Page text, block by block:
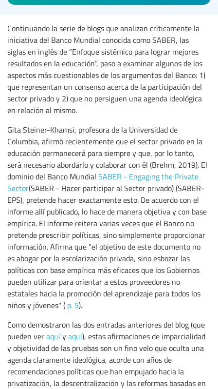
Continuando la serie de blogs que analizan críticamente la
iniciativa del Banco Mundial conocida como SABER, las
siglas en inglés de “Enfoque sistémico para lograr mejores
resultados en la educación”, paso a examinar algunos de los
aspectos más cuestionables de los argumentos del Banco: 1)
que representan un consenso acerca de la participación del
sector privado y 2) que no persiguen una agenda ideológica
en relación al mismo.
Gita Steiner-Khamsi, profesora de la Universidad de
Columbia, afirmó recientemente que el sector privado en la
educación permanecerá para siempre y que, por lo tanto,
será necesario abordarlo y colaborar con él (Brehm, 2019). El
dominio del Banco Mundial SABER - Engaging the Private
Sector(SABER - Hacer participar al Sector privado) (SABER-
EPS), pretende hacer exactamente esto. De acuerdo con el
informe allí publicado, lo hace de manera objetiva y con base
empírica. El informe reitera varias veces que el Banco no
pretende prescribir políticas, sino simplemente proporcionar
información. Afirma que "el objetivo de este documento no
es abogar por la escolarización privada, sino esbozar las
políticas con base empírica más eficaces que los Gobiernos
pueden utilizar para orientar a estos proveedores no
estatales hacia la promoción del aprendizaje para todos los
niños y jóvenes" ( p. 5).
Como demostraron las dos entradas anteriores del blog (que
pueden veraquíyaquí), estas afirmaciones de imparcialidad
y objetividad de las pruebas son un fino velo que oculta una
agenda claramente ideológica, acorde con años de
recomendaciones políticas que han empujado hacia la
privatización, la descentralización y las reformas basadas en